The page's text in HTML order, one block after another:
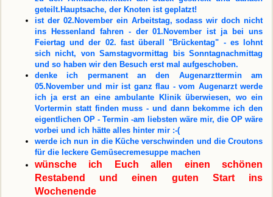
geteilt.Hauptsache, der Knoten ist geplatzt!
ist der 02.November ein Arbeitstag, sodass wir doch nicht
ins Hessenland fahren - der 01.November ist ja bei uns
Feiertag und der 02. fast überall "Brückentag" - es lohnt
sich nicht, von Samstagvormittag bis Sonntagnachmittag
und so haben wir den Besuch erst mal aufgeschoben.
denke ich permanent an den Augenarzttermin am
05.November und mir ist ganz flau - vom Augenarzt werde
ich ja erst an eine ambulante Klinik überwiesen, wo ein
Vortermin statt finden muss - und dann bekomme ich den
eigentlichen OP - Termin -am liebsten wäre mir, die OP wäre
vorbei und ich hätte alles hinter mir :-(
werde ich nun in die Küche verschwinden und die Croutons
für die leckere Gemüsecremesuppe machen
wünsche ich Euch allen einen schönen
Restabend und einen guten Start ins
Wochenende